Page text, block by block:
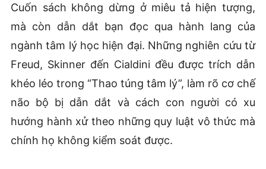
Cuốn sách không dừng ở miêu tả hiện tượng,
mà còn dẫn dắt bạn đọc qua hành lang của
ngành tâm lý học hiện đại. Những nghiên cứu từ
Freud, Skinner đến Cialdini đều được trích dẫn
khéo léo trong “Thao túng tâm lý”, làm rõ cơ chế
não bộ bị dẫn dắt và cách con người có xu
hướng hành xử theo những quy luật vô thức mà
chính họ không kiểm soát được.